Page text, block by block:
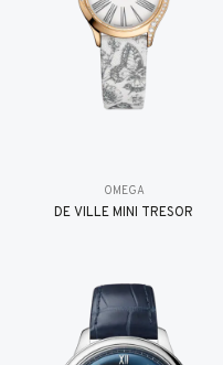
OMEGA
DE VILLE MINI TRÉSOR